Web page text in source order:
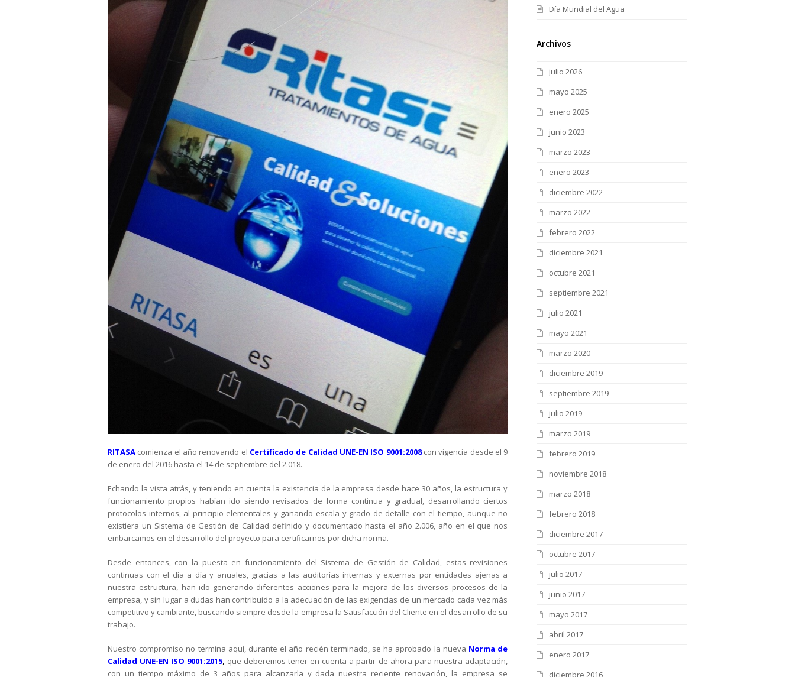
RITASA comienza el año renovando el Certificado de Calidad UNE-EN ISO 9001:2008con vigencia desde el 9
de enero del 2016 hasta el 14 de septiembre del 2.018.
Echando la vista atrás, y teniendo en cuenta la existencia de la empresa desde hace 30 años, la estructura y
funcionamiento propios habían ido siendo revisados de forma continua y gradual, desarrollando ciertos
protocolos internos, al principio elementales y ganando escala y grado de detalle con el tiempo, aunque no
existiera un Sistema de Gestión de Calidad definido y documentado hasta el año 2.006, año en el que nos
embarcamos en el desarrollo del proyecto para certificarnos por dicha norma.
Desde entonces, con la puesta en funcionamiento del Sistema de Gestión de Calidad, estas revisiones
continuas con el día a día y anuales, gracias a las auditorías internas y externas por entidades ajenas a
nuestra estructura, han ido generando diferentes acciones para la mejora de los diversos procesos de la
empresa, y sin lugar a dudas han contribuido a la adecuación de las exigencias de un mercado cada vez más
competitivo y cambiante, buscando siempre desde la empresa la Satisfacción del Cliente en el desarrollo de su
trabajo.
Nuestro compromiso no termina aquí, durante el año recién terminado, se ha aprobado la nueva Norma de
Calidad UNE-EN ISO 9001:2015, que deberemos tener en cuenta a partir de ahora para nuestra adaptación,
con un tiempo máximo de 3 años para alcanzarla y dada nuestra reciente renovación, la empresa se
Día Mundial del Agua
Archivos
julio 2026
mayo 2025
enero 2025
junio 2023
marzo 2023
enero 2023
diciembre 2022
marzo 2022
febrero 2022
diciembre 2021
octubre 2021
septiembre 2021
julio 2021
mayo 2021
marzo 2020
diciembre 2019
septiembre 2019
julio 2019
marzo 2019
febrero 2019
noviembre 2018
marzo 2018
febrero 2018
diciembre 2017
octubre 2017
julio 2017
junio 2017
mayo 2017
abril 2017
enero 2017
diciembre 2016